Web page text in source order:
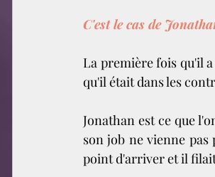
C'est le cas de
La première fois qu'il
qu'il était dans les
Jonathan est ce que
son job ne vienne
point d'arriver et il